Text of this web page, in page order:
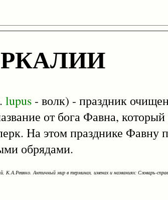
lupus - волк) - праздник
от бога Фавна,
На этом празднике Фавну
обрядами.
К.А.Ревяко. Античный мир в терминах, именах и названиях: Словарь-